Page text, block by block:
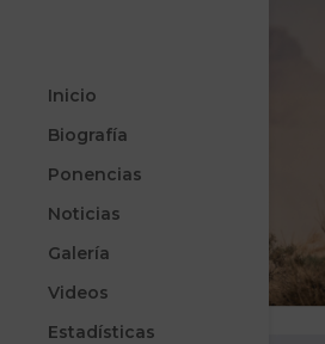
Inicio
Biografía
Ponencias
Noticias
Galería
Videos
Estadísticas